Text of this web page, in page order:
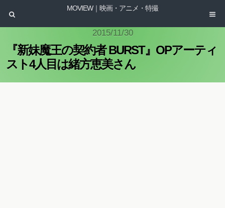
MOVIEW｜映画・アニメ・特撮
2015/11/30
『新妹魔王の契約者 BURST』OPアーティ
スト4人目は緒方恵美さん